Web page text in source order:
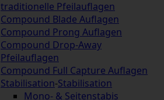
traditionelle Pfeilauflagen
Compound Blade Auflagen
Compound Prong Auflagen
Compound Drop-Away
Pfeilauflagen
Compound Full Capture Auflagen
Stabilisation-Stabilisation
Mono- & Seitenstabis